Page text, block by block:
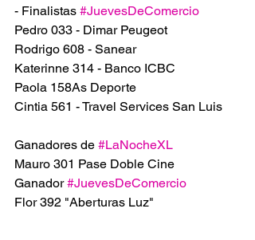
- Finalistas #JuevesDeComercio
Pedro 033 - Dimar Peugeot
Rodrigo 608 - Sanear
Katerinne 314 - Banco ICBC
Paola 158As Deporte
Cintia 561 - Travel Services San Luis
Ganadores de #LaNocheXL
Mauro 301 Pase Doble Cine
Ganador #JuevesDeComercio
Flor 392 "Aberturas Luz"